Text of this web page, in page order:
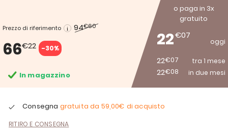
Prezzo di riferimento 94€60
66€22 -30%
o paga in 3x
gratuito
22€07
oggi
22€07 tra 1 mese
22€08 in due mesi
In magazzino
Consegna gratuita da 59,00€ di acquisto
RITIRO E CONSEGNA